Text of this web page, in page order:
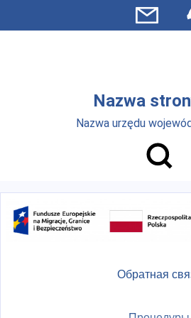
Перейти к основному
Nazwa
Nazwa urzędu
Обратная